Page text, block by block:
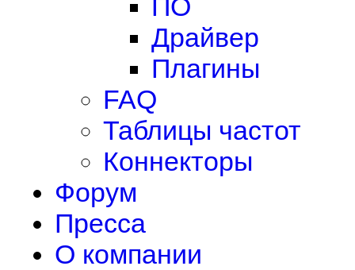
ПО
Драйвер
Плагины
FAQ
Таблицы частот
Коннекторы
Форум
Пресса
О компании